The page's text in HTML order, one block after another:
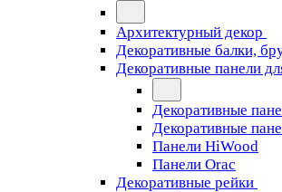
Архитектурный декор
Декоративные балки,
Декоративные панели
Декоративные
Декоративные
Панели HiWood
Панели Orac
Декоративные рейки